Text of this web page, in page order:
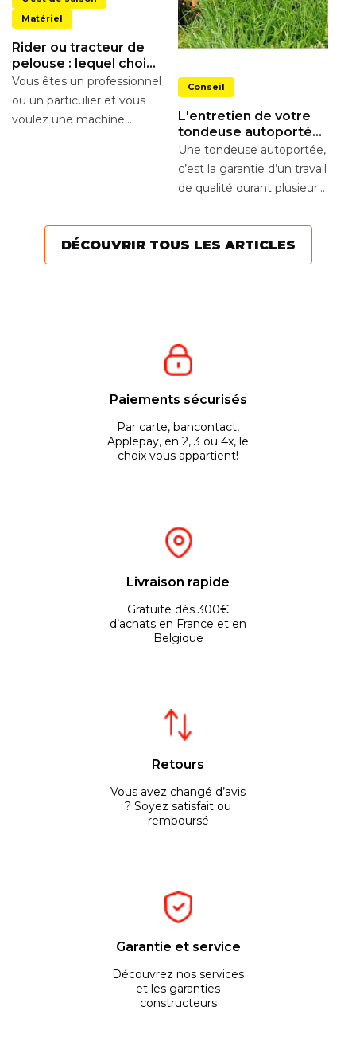
Matériel
Rider ou tracteur de
pelouse : lequel choisir
?
Vous êtes un professionnel
ou un particulier et vous
voulez une machine
Conseil
L'entretien de votre
tondeuse autoportée
Wolf
Une tondeuse autoportée,
c’est la garantie d’un travail
de qualité durant plusieurs
toutes...
DÉCOUVRIR TOUS LES ARTICLES
Paiements sécurisés
Par carte, bancontact,
Applepay, en 2, 3 ou 4x, le
choix vous appartient!
Livraison rapide
Gratuite dès 300€
d’achats en France et en
Belgique
Retours
Vous avez changé d’avis
? Soyez satisfait ou
remboursé
Garantie et service
Découvrez nos services
et les garanties
constructeurs